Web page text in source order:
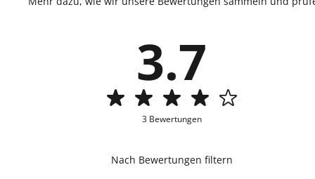
3.7
3 Bewertungen
Nach Bewertungen filtern